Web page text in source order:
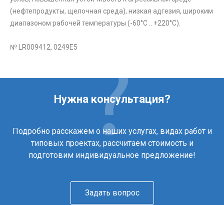
(нефтепродукты, щелочная среда), низкая адгезия, широким
диапазоном рабочей температуры (-60°C .. +220°C).
№ LR009412, 0249E5
Нужна консультация?
Подробно расскажем о наших услугах, видах работ и
типовых проектах, рассчитаем стоимость и
подготовим индивидуальное предложение!
Задать вопрос